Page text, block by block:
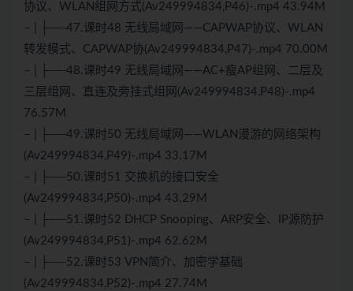
协议、WLAN组网方式(Av249994834,P46)-.mp4 43.94M
– | ├──47.课时48 无线局域网——CAPWAP协议、WLAN
转发模式、CAPWAP协(Av249994834,P47)-.mp4 70.00M
– | ├──48.课时49 无线局域网——AC+瘦AP组网、二层及
三层组网、直连及旁挂式组网(Av249994834,P48)-.mp4
76.57M
– | ├──49.课时50 无线局域网——WLAN漫游的网络架构
(Av249994834,P49)-.mp4 33.17M
– | ├──50.课时51 交换机的接口安全
(Av249994834,P50)-.mp4 43.29M
– | ├──51.课时52 DHCP Snooping、ARP安全、IP源防护
(Av249994834,P51)-.mp4 62.62M
– | ├──52.课时53 VPN简介、加密学基础
(Av249994834,P52)-.mp4 27.74M